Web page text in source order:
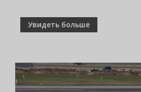
Увидеть больше